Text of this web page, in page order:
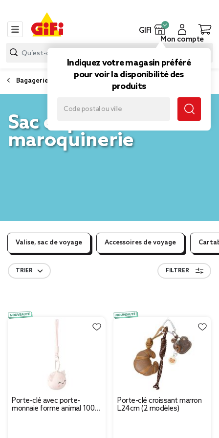
GIFI
Indiquez votre magasin préféré
pour voir la disponibilité des
produits
Mon compte
Bagagerie et maroquinerie
Sac et petite
maroquinerie
Valise, sac de voyage Accessoires de voyage
TRIER FILTRER
Porte-clé avec porte-
monnaie forme animal 100%
Porte-clé croissant marron
L24cm (2 modèles)